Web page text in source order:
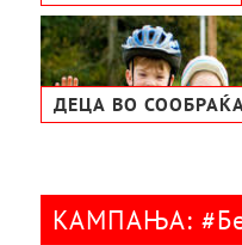
ДЕЦА ВО
КАМПАЊА: